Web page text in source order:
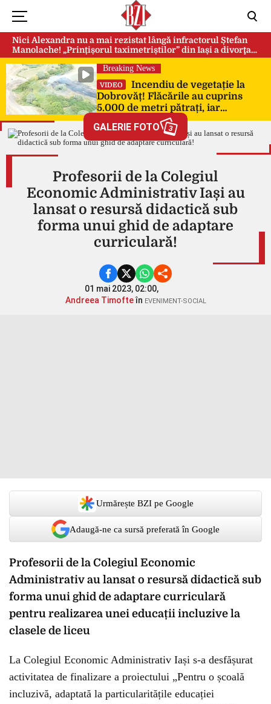
Nici Alexandra nu a mai rezistat lângă infractorul Ștefan
Manolache! „Prințișorul taximetriștilor” din Iași a divorţat
după doi ani de căsnicie
Breaking News
VIDEO
Incendiu de vegetație la
Dobrovăț! Flăcările au cuprins
5.000 de metri pătrați, iar
pompierii au intervenit de urgență
GALERIE FOTO 3
Profesorii de la Colegiul
Economic Administrativ Iași au
lansat o resursă didactică sub
forma unui ghid de adaptare
curriculară!
01 mai 2023, 02:00,
Andreea Timofteîn EVENIMENT-SOCIAL
Urmărește BZI pe Google
Adaugă-ne ca sursă preferată în Google
Profesorii de la Colegiul Economic
Administrativ au lansat o resursă didactică sub
forma unui ghid de adaptare curriculară
pentru realizarea unei educații incluzive la
clasele de liceu
La Colegiul Economic Administrativ Iași s-a desfășurat
activitatea de finalizare a proiectului „Pentru o școală
incluzivă, adaptată la particularitățile educației